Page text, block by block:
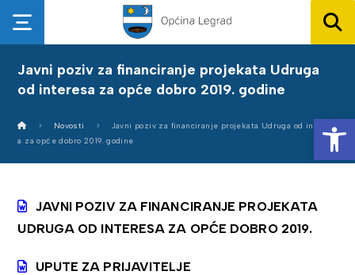
Javni poziv za financiranje projekata Udruga
od interesa za opće dobro 2019. godine
Novosti
Javni poziv za financiranje projekata Udruga od interes
a za opće dobro 2019. godine
JAVNI POZIV ZA FINANCIRANJE PROJEKATA
UDRUGA OD INTERESA ZA OPĆE DOBRO 2019.
UPUTE ZA PRIJAVITELJE